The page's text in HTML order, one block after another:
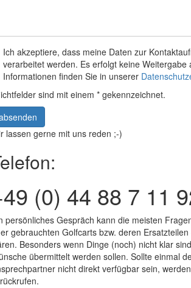
Ich akzeptiere, dass meine Daten zur
verarbeitet werden. Es erfolgt keine Weitergabe
Informationen finden Sie in unserer
sind mit einem * gekennzeichnet.
lassen gerne mit uns reden ;-)
(0) 44 88 7 11
persönliches Gespräch kann die meisten
gebrauchten Golfcarts bzw. deren
Besonders wenn Dinge (noch) nicht klar
übermittelt werden sollen. Sollte einmal
nicht direkt verfügbar sein,